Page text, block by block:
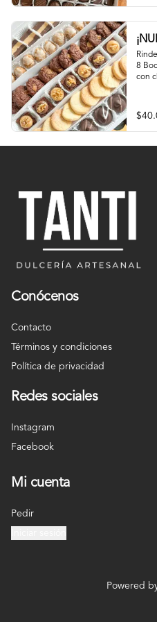
8
con
Conócenos
Contacto
Términos y condiciones
Política de privacidad
Redes sociales
Instagram
Facebook
Mi cuenta
Pedir
Powered